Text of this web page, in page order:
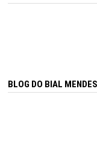
BLOG DO BIAL MENDES